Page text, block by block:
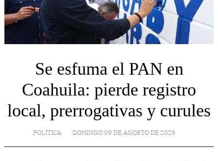
Se esfuma el PAN en
Coahuila: pierde registro
local, prerrogativas y curules
POLÍTICA DOMINGO 09 DE AGOSTO DE 2026